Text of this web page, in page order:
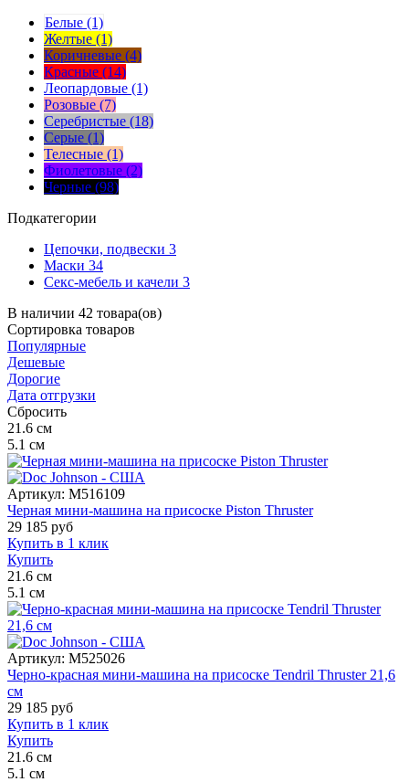
Белые (1)
Желтые (1)
Коричневые (4)
Красные (14)
Леопардовые (1)
Розовые (7)
Серебристые (18)
Серые (1)
Телесные (1)
Фиолетовые (2)
Черные (98)
Подкатегории
Цепочки, подвески 3
Маски 34
Секс-мебель и качели 3
В наличии 42 товара(ов)
Сортировка товаров
Популярные
Дешевые
Дорогие
Дата отгрузки
Сбросить
21.6 см
5.1 см
Артикул: M516109
Черная мини-машина на присоске Piston Thruster
29 185 руб
Купить в 1 клик
Купить
21.6 см
5.1 см
Артикул: M525026
Черно-красная мини-машина на присоске Tendril Thruster 21,6
см
29 185 руб
Купить в 1 клик
Купить
21.6 см
5.1 см